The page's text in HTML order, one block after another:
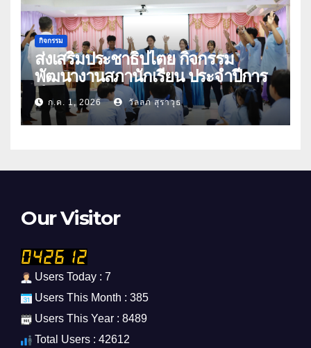
กิจกรรม
ส่งเสริมประชาธิปไตย กิจกรรม
พัฒนางานสภานักเรียน ประจำปีการ
ศึกษา 2569
ก.ค. 1, 2026 วัลลภ สุราวุธ
Our Visitor
Users Today : 7
Users This Month : 385
Users This Year : 8489
Total Users : 42612